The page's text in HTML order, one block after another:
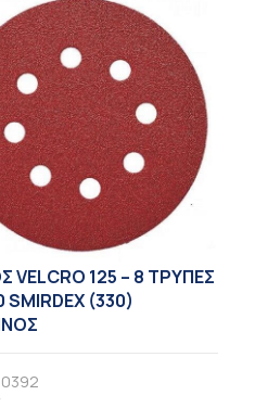
VELCRO 125 – 8 TΡΥΠΕΣ
SMIRDEX (330)